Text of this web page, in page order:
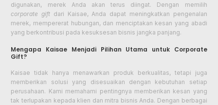
digunakan, merek Anda akan terus diingat. Dengan memilih
corporate gift dari Kaisae, Anda dapat meningkatkan pengenalan
merek, mempererat hubungan, dan menciptakan kesan yang abadi
yang berkontribusi pada kesuksesan bisnis jangka panjang.
Mengapa Kaisae Menjadi Pilihan Utama untuk Corporate
Gift?
Kaisae tidak hanya menawarkan produk berkualitas, tetapi juga
memberikan solusi yang disesuaikan dengan kebutuhan setiap
perusahaan. Kami memahami pentingnya memberikan kesan yang
tak terlupakan kepada klien dan mitra bisnis Anda. Dengan berbagai